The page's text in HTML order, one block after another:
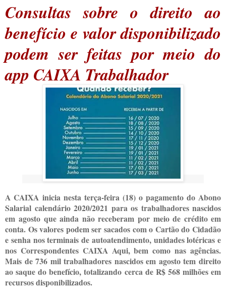
Consultas sobre o direito ao
benefício e valor disponibilizado
podem ser feitas por meio do
app CAIXA Trabalhador
A CAIXA inicia nesta terça-feira (18) o pagamento do Abono
Salarial calendário 2020/2021 para os trabalhadores nascidos
em agosto que ainda não receberam por meio de crédito em
conta. Os valores podem ser sacados com o Cartão do Cidadão
e senha nos terminais de autoatendimento, unidades lotéricas e
nos Correspondentes CAIXA Aqui, bem como nas agências.
Mais de 736 mil trabalhadores nascidos em agosto tem direito
ao saque do benefício, totalizando cerca de R$ 568 milhões em
recursos disponibilizados.